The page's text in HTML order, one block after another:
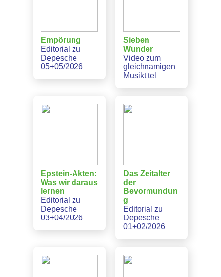
Empörung
Editorial zu
Depesche
05+05/2026
Sieben
Wunder
Video zum
gleichnamigen
Musiktitel
Epstein-Akten:
Was wir daraus
lernen
Editorial zu
Depesche
03+04/2026
Das Zeitalter
der
Bevormundun
g
Editorial zu
Depesche
01+02/2026